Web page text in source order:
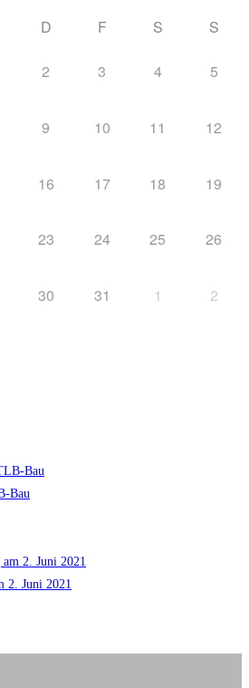
D F S S
2 3 4 5
9 10 11 12
16 17 18 19
23 24 25 26
30 31 1 2
Bau
2. Juni 2021